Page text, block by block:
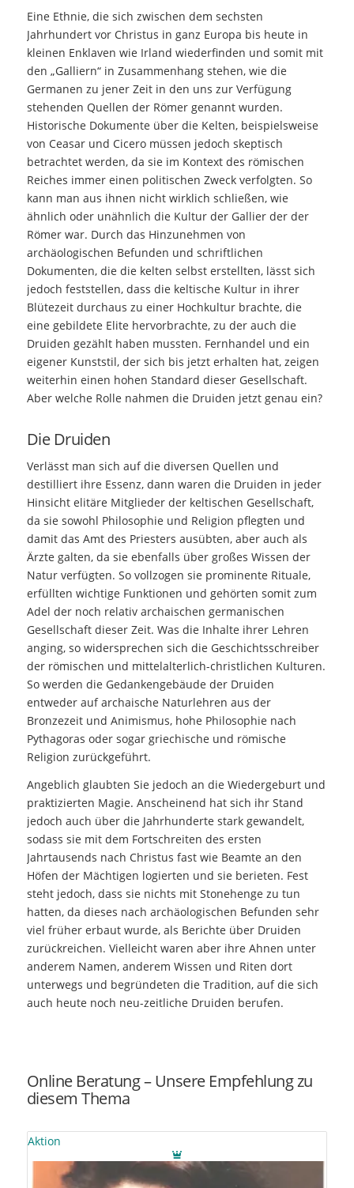
Eine Ethnie, die sich zwischen dem sechsten
Jahrhundert vor Christus in ganz Europa bis heute in
kleinen Enklaven wie Irland wiederfinden und somit mit
den „Galliern“ in Zusammenhang stehen, wie die
Germanen zu jener Zeit in den uns zur Verfügung
stehenden Quellen der Römer genannt wurden.
Historische Dokumente über die Kelten, beispielsweise
von Ceasar und Cicero müssen jedoch skeptisch
betrachtet werden, da sie im Kontext des römischen
Reiches immer einen politischen Zweck verfolgten. So
kann man aus ihnen nicht wirklich schließen, wie
ähnlich oder unähnlich die Kultur der Gallier der der
Römer war. Durch das Hinzunehmen von
archäologischen Befunden und schriftlichen
Dokumenten, die die kelten selbst erstellten, lässt sich
jedoch feststellen, dass die keltische Kultur in ihrer
Blütezeit durchaus zu einer Hochkultur brachte, die
eine gebildete Elite hervorbrachte, zu der auch die
Druiden gezählt haben mussten. Fernhandel und ein
eigener Kunststil, der sich bis jetzt erhalten hat, zeigen
weiterhin einen hohen Standard dieser Gesellschaft.
Aber welche Rolle nahmen die Druiden jetzt genau ein?
Die Druiden
Verlässt man sich auf die diversen Quellen und
destilliert ihre Essenz, dann waren die Druiden in jeder
Hinsicht elitäre Mitglieder der keltischen Gesellschaft,
da sie sowohl Philosophie und Religion pflegten und
damit das Amt des Priesters ausübten, aber auch als
Ärzte galten, da sie ebenfalls über großes Wissen der
Natur verfügten. So vollzogen sie prominente Rituale,
erfüllten wichtige Funktionen und gehörten somit zum
Adel der noch relativ archaischen germanischen
Gesellschaft dieser Zeit. Was die Inhalte ihrer Lehren
anging, so widersprechen sich die Geschichtsschreiber
der römischen und mittelalterlich-christlichen Kulturen.
So werden die Gedankengebäude der Druiden
entweder auf archaische Naturlehren aus der
Bronzezeit und Animismus, hohe Philosophie nach
Pythagoras oder sogar griechische und römische
Religion zurückgeführt.
Angeblich glaubten Sie jedoch an die Wiedergeburt und
praktizierten Magie. Anscheinend hat sich ihr Stand
jedoch auch über die Jahrhunderte stark gewandelt,
sodass sie mit dem Fortschreiten des ersten
Jahrtausends nach Christus fast wie Beamte an den
Höfen der Mächtigen logierten und sie berieten. Fest
steht jedoch, dass sie nichts mit Stonehenge zu tun
hatten, da dieses nach archäologischen Befunden sehr
viel früher erbaut wurde, als Berichte über Druiden
zurückreichen. Vielleicht waren aber ihre Ahnen unter
anderem Namen, anderem Wissen und Riten dort
unterwegs und begründeten die Tradition, auf die sich
auch heute noch neu-zeitliche Druiden berufen.
Online Beratung – Unsere Empfehlung zu
diesem Thema
Aktion